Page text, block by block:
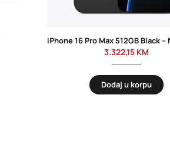
3.322,15 KM
Dodaj u korpu